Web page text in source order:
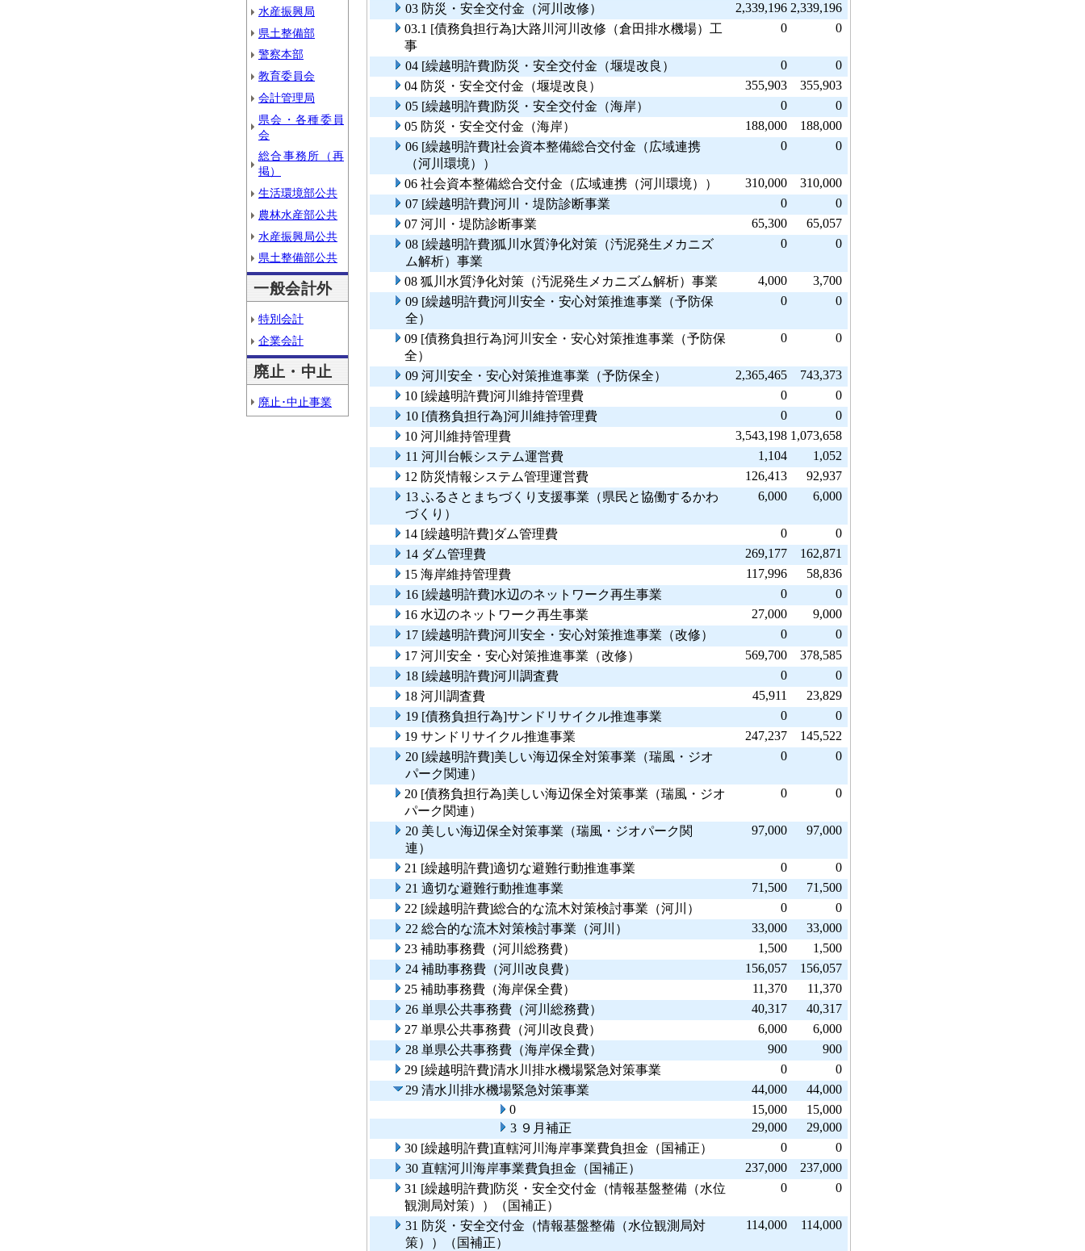
水産振興局
県土整備部
警察本部
教育委員会
会計管理局
県会・各種委員
会
総合事務所（再
掲）
生活環境部公共
農林水産部公共
水産振興局公共
県土整備部公共
一般会計外
特別会計
企業会計
廃止・中止
廃止･中止事業
03 防災・安全交付金（河川改修）
2,339,196 2,339,196
03.1 [債務負担行為]大路川河川改修（倉田排水機場）工
事
0 0
04 [繰越明許費]防災・安全交付金（堰堤改良） 0
0
04 防災・安全交付金（堰堤改良）
355,903
355,903
05 [繰越明許費]防災・安全交付金（海岸）
0
0
05 防災・安全交付金（海岸）
188,000
188,000
06 [繰越明許費]社会資本整備総合交付金（広域連携
（河川環境））
0 0
06 社会資本整備総合交付金（広域連携（河川環境）） 310,000
310,000
07 [繰越明許費]河川・堤防診断事業
0
0
07 河川・堤防診断事業
65,300
65,057
08 [繰越明許費]狐川水質浄化対策（汚泥発生メカニズ
ム解析）事業
0 0
08 狐川水質浄化対策（汚泥発生メカニズム解析）事業 4,000
3,700
09 [繰越明許費]河川安全・安心対策推進事業（予防保
全）
0 0
09 [債務負担行為]河川安全・安心対策推進事業（予防保
全）
0 0
09 河川安全・安心対策推進事業（予防保全） 2,365,465
743,373
10 [繰越明許費]河川維持管理費
0
0
10 [債務負担行為]河川維持管理費
0
0
10 河川維持管理費
3,543,198 1,073,658
11 河川台帳システム運営費
1,104
1,052
12 防災情報システム管理運営費
126,413
92,937
13 ふるさとまちづくり支援事業（県民と協働するかわ
づくり）
6,000 6,000
14 [繰越明許費]ダム管理費 0
0
14 ダム管理費
269,177
162,871
15 海岸維持管理費
117,996
58,836
16 [繰越明許費]水辺のネットワーク再生事業
0
0
16 水辺のネットワーク再生事業
27,000
9,000
17 [繰越明許費]河川安全・安心対策推進事業（改修）
0
0
17 河川安全・安心対策推進事業（改修）
569,700
378,585
18 [繰越明許費]河川調査費
0
0
18 河川調査費
45,911
23,829
19 [債務負担行為]サンドリサイクル推進事業
0
0
19 サンドリサイクル推進事業
247,237
145,522
20 [繰越明許費]美しい海辺保全対策事業（瑞風・ジオ
パーク関連）
0 0
20 [債務負担行為]美しい海辺保全対策事業（瑞風・ジオ
パーク関連）
0 0
20 美しい海辺保全対策事業（瑞風・ジオパーク関
連）
97,000 97,000
21 [繰越明許費]適切な避難行動推進事業 0
0
21 適切な避難行動推進事業
71,500
71,500
22 [繰越明許費]総合的な流木対策検討事業（河川）
0
0
22 総合的な流木対策検討事業（河川）
33,000
33,000
23 補助事務費（河川総務費）
1,500
1,500
24 補助事務費（河川改良費）
156,057
156,057
25 補助事務費（海岸保全費）
11,370
11,370
26 単県公共事務費（河川総務費）
40,317
40,317
27 単県公共事務費（河川改良費）
6,000
6,000
28 単県公共事務費（海岸保全費）
900
900
29 [繰越明許費]清水川排水機場緊急対策事業
0
0
29 清水川排水機場緊急対策事業
44,000
44,000
0
15,000
15,000
3 ９月補正
29,000
29,000
30 [繰越明許費]直轄河川海岸事業費負担金（国補正）
0
0
30 直轄河川海岸事業費負担金（国補正）
237,000
237,000
31 [繰越明許費]防災・安全交付金（情報基盤整備（水位
観測局対策））（国補正）
0 0
31 防災・安全交付金（情報基盤整備（水位観測局対
策））（国補正）
114,000 114,000